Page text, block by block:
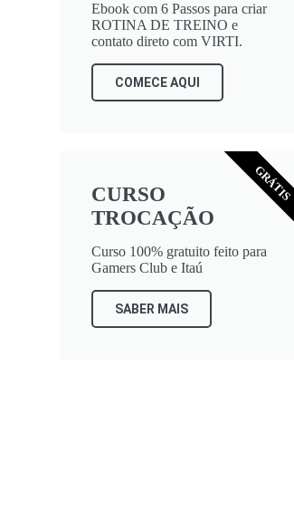
Ebook com 6 Passos para criar
ROTINA DE TREINO e
contato direto com VIRTI.
COMECE AQUI
CURSO
TROCAÇÃO
Curso 100% gratuito feito para
Gamers Club e Itaú
SABER MAIS
GRÁTIS